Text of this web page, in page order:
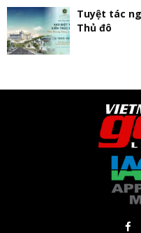
Tuyệt tác
Thủ đô